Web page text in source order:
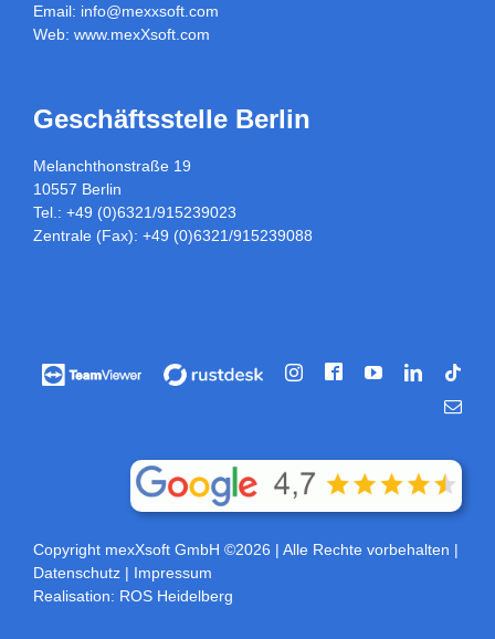
Email: info@mexxsoft.com
Web: www.mexXsoft.com
Geschäftsstelle Berlin
Melanchthonstraße 19
10557 Berlin
Tel.: +49 (0)6321/915239023
Zentrale (Fax): +49 (0)6321/915239088
Vorführung
/
Vorführung
InstagramFacebookYouTubeLinkedIn
E-
Copyright mexXsoft GmbH ©2026 | Alle Rechte vorbehalten |
Datenschutz | Impressum
Realisation: ROS Heidelberg